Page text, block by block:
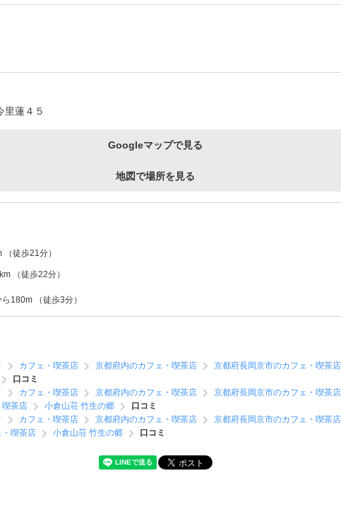
里蓮４５
Googleマップで見る
地図で場所を見る
徒歩21分）
（徒歩22分）
180m （徒歩3分）
カフェ・喫茶店 京都府内のカフェ・喫茶店
京都府長岡京市のカフェ・喫茶店
口コミ
カフェ・喫茶店 京都府内のカフェ・喫茶店
京都府長岡京市のカフェ・喫茶店
喫茶店
小倉山荘 竹生の郷
口コミ
カフェ・喫茶店 京都府内のカフェ・喫茶店
京都府長岡京市のカフェ・喫茶店
・喫茶店
小倉山荘 竹生の郷 口コミ